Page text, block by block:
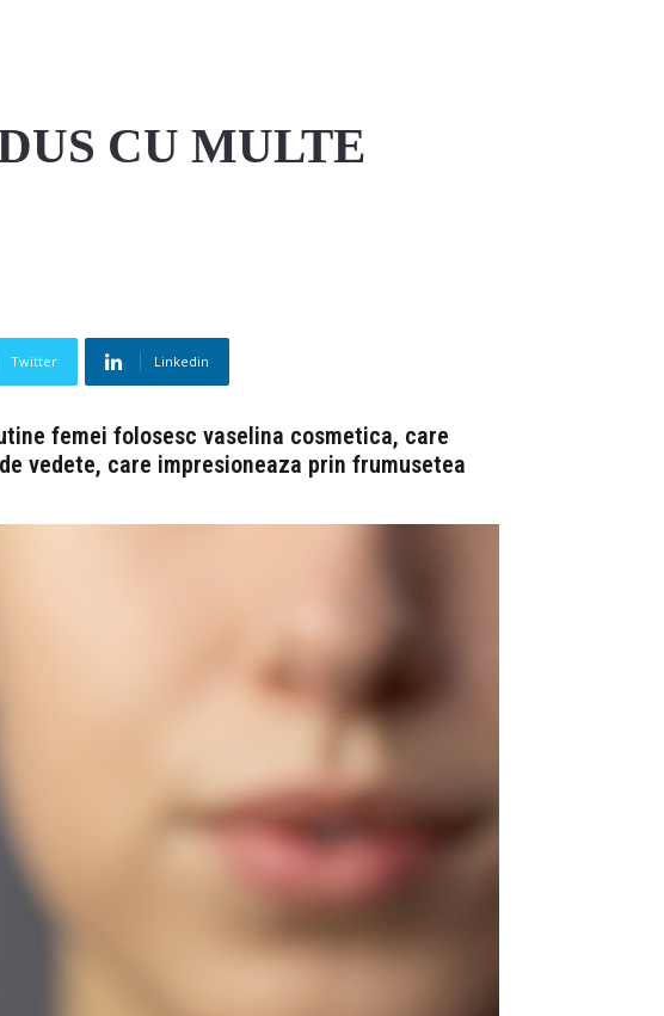
CU MULTE
Twitter Linkedin
femei folosesc vaselina cosmetica, care
vedete, care impresioneaza prin frumusetea